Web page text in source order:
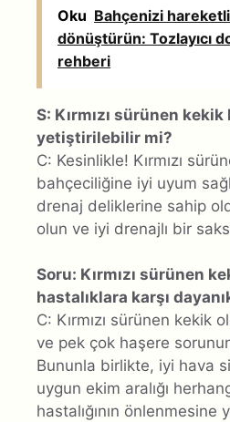
Oku Bahçenizi
dönüştürün: Tozlayıcı
rehberi
S: Kırmızı sürünen
yetiştirilebilir mi?
C: Kesinlikle! Kırmızı
bahçeciliğine iyi uyum
drenaj deliklerine sahip
olun ve iyi drenajlı bir
Soru: Kırmızı sürünen
hastalıklara karşı
C: Kırmızı sürünen kekik
ve pek çok haşere
Bununla birlikte, iyi hava
uygun ekim aralığı
hastalığının önlenmesine